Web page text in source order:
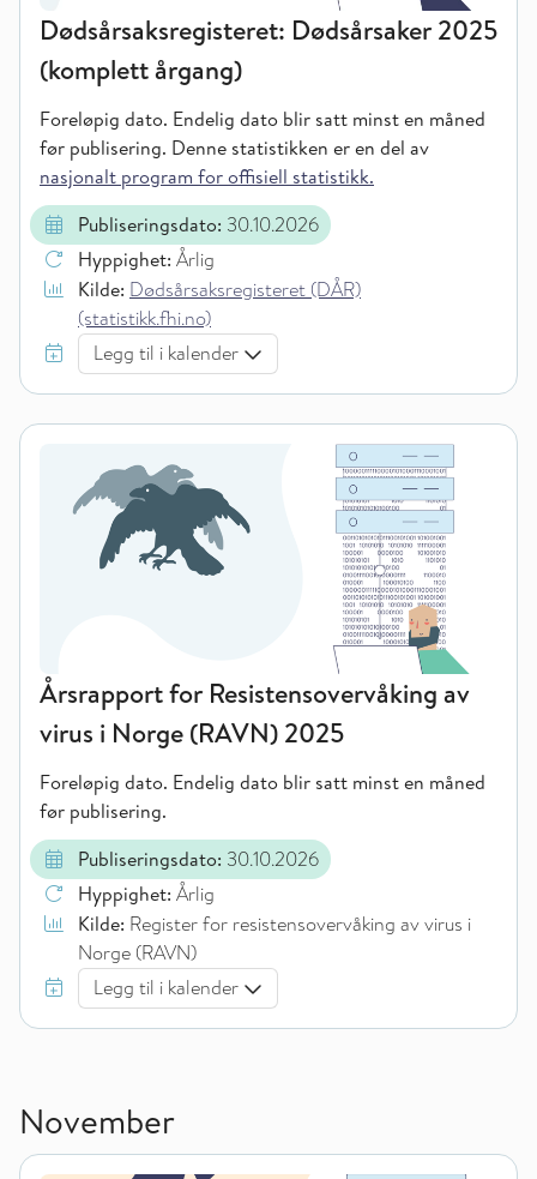
Dødsårsaksregisteret: Dødsårsaker 2025
(komplett årgang)
Foreløpig dato. Endelig dato blir satt minst en måned
før publisering. Denne statistikken er en del av
nasjonalt program for offisiell statistikk.
Publiseringsdato: 30.10.2026
Hyppighet: Årlig
Kilde: Dødsårsaksregisteret (DÅR)
(statistikk.fhi.no)
Legg til i kalender
Årsrapport for Resistensovervåking av
virus i Norge (RAVN) 2025
Foreløpig dato. Endelig dato blir satt minst en måned
før publisering.
Publiseringsdato: 30.10.2026
Hyppighet: Årlig
Kilde: Register for resistensovervåking av virus i
Norge (RAVN)
Legg til i kalender
November